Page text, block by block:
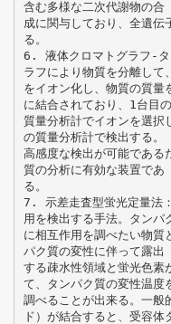
含む多様な二次代謝物の合
成に関与しており、全遺伝
る。
6. 液体クロマトグラフ-
ラフにより物質を分離して
をイオン化し、物質の質量
に結合されており、1台目の
質量分析計でイオンを選択
の質量分析計で検出する。
高感度な検出が可能である
質の分析に有効な装置であ
る。
7. 示差走査型蛍光定量法
用を検出する手法。タンパ
に相互作用を調べたい物質
パク質の変性に伴って露出
する疎水性領域と蛍光色素
て、タンパク質の変性温度
調べることが出来る。一般
ド）が結合すると、受容体